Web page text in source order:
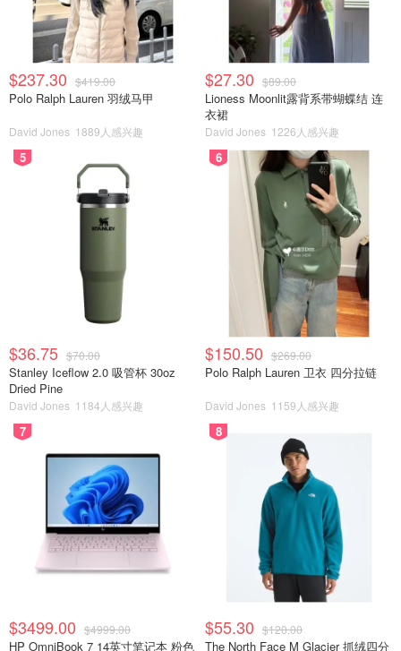
$237.30 $419.00
Polo Ralph Lauren 羽绒马甲
David Jones 1889人感兴趣
$27.30 $89.00
Lioness Moonlit露背系带蝴蝶结 连
衣裙
David Jones 1226人感兴趣
5
$36.75 $70.00
Stanley Iceflow 2.0 吸管杯 30oz
Dried Pine
David Jones 1184人感兴趣
6
$150.50 $269.00
Polo Ralph Lauren 卫衣 四分拉链
David Jones 1159人感兴趣
7
$3499.00 $4999.00
HP OmniBook 7 14英寸笔记本 粉色
8
$55.30 $120.00
The North Face M Glacier 抓绒四分